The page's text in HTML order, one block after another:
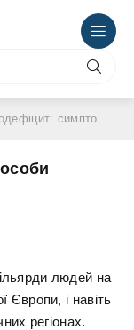
симптоми та способи лікування
людей на
Європи, і навіть
регіонах.